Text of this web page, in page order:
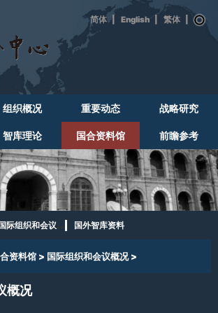
| English
组织概况 重要动态 战略研究
智库理论 国合资料馆 前瞻参考
际组织和会议概况 国外智库资料
资料馆> 国际组织和会议概况>
概况